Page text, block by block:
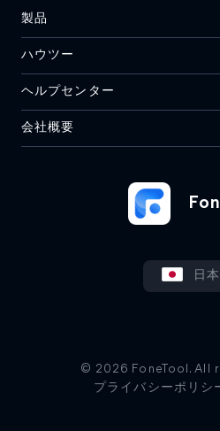
日
製品
ハウツー
ヘルプセンター
会社概要
© 2026 FoneTool. All
プライバシーポリシ